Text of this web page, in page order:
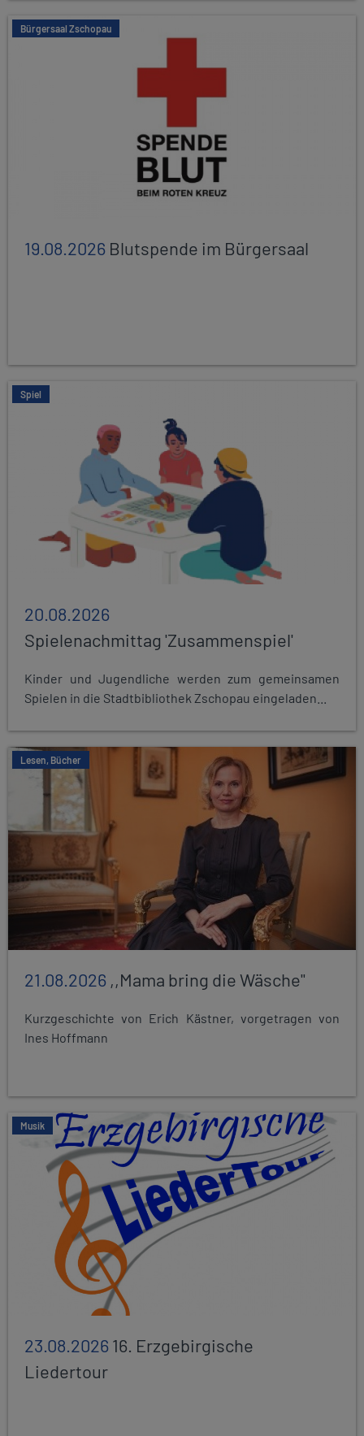
Bürgersaal Zschopau
19.08.2026 Blutspende im Bürgersaal
Spiel
20.08.2026
Spielenachmittag 'Zusammenspiel'
Kinder und Jugendliche werden zum gemeinsamen
Spielen in die Stadtbibliothek Zschopau eingeladen...
Lesen, Bücher
21.08.2026 ,,Mama bring die Wäsche"
Kurzgeschichte von Erich Kästner, vorgetragen von
Ines Hoffmann
Musik
23.08.202616. Erzgebirgische
Liedertour